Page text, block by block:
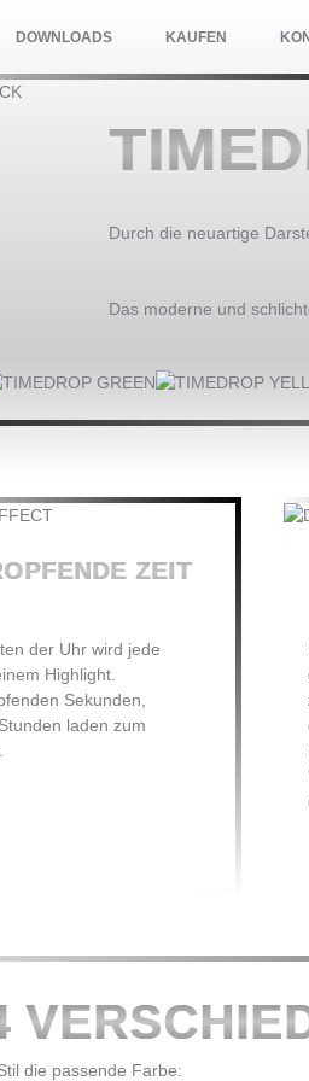
DOWNLOADS KAUFEN
Durch die neuartige
Das moderne und
ZEIT
der Uhr wird jede
Highlight.
Sekunden,
laden zum
die passende Farbe: